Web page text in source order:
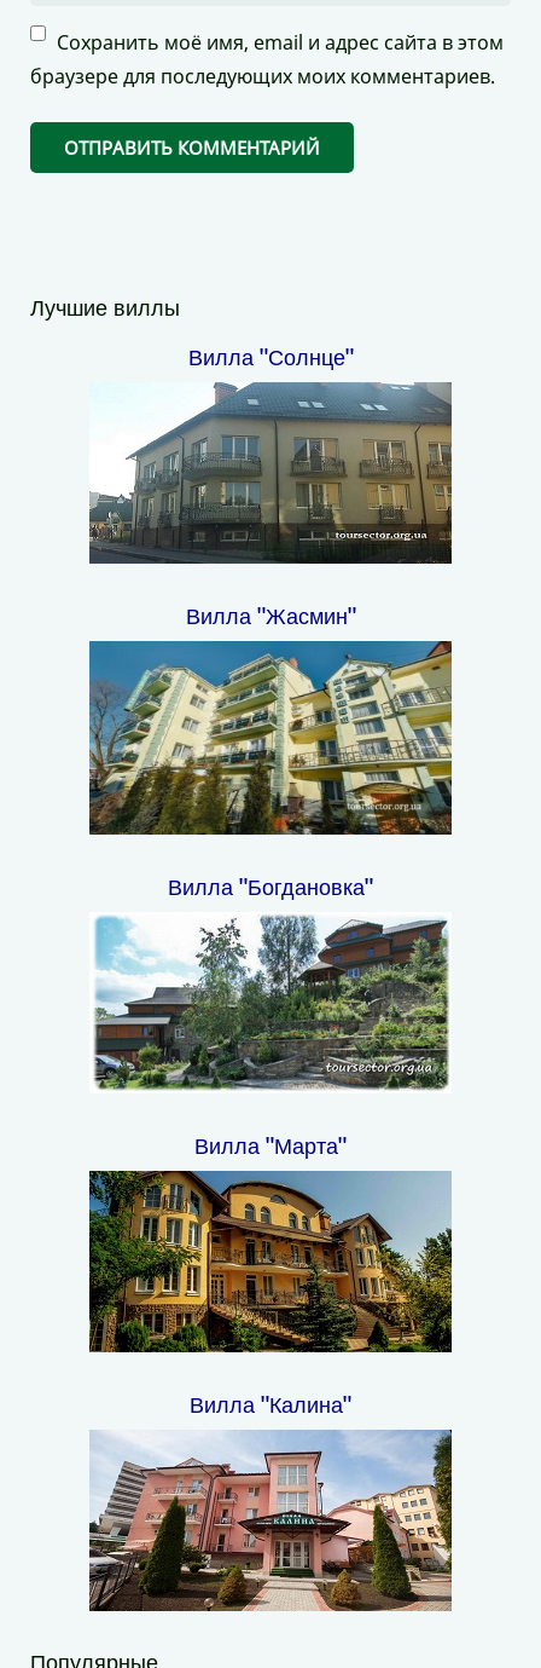
Сохранить моё имя, email и адрес сайта в этом
браузере для последующих моих комментариев.
Лучшие виллы
Вилла "Солнце"
Вилла "Жасмин"
Вилла "Богдановка"
Вилла "Марта"
Вилла "Калина"
Популярные